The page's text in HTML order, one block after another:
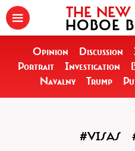
THE NEW
НОВОЕ
Opinion Discussion
Portrait
Investigation
Navalny
Trump
#VISAS